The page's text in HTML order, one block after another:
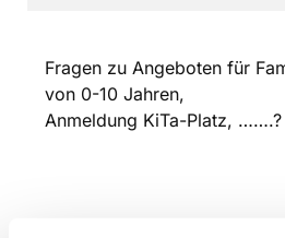
Fragen zu Angeboten für
von 0-10 Jahren,
Anmeldung KiTa-Platz, …….?